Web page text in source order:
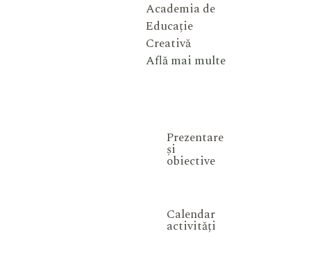
Academia de
Educație
Creativă
Află mai multe
Prezentare
și
obiective
Calendar
activități